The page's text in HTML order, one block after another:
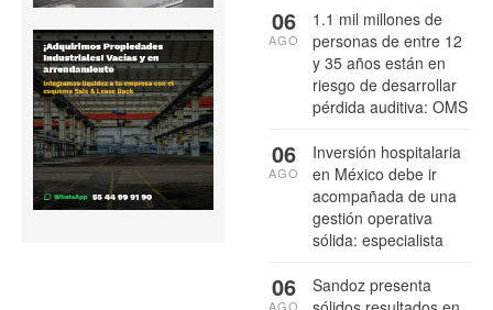
1.1 mil millones de
personas de entre 12
y 35 años están en
riesgo de desarrollar
pérdida auditiva: OMS
06
AGO
Inversión hospitalaria
en México debe ir
acompañada de una
gestión operativa
sólida: especialista
06
AGO
Sandoz presenta
06
AGO